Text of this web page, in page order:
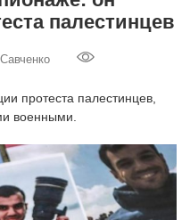
палестинцев
протеста палестинцев,
военными.